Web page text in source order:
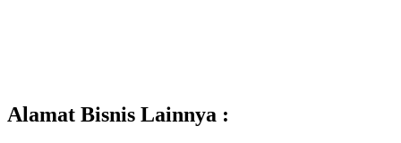
Alamat Bisnis Lainnya :